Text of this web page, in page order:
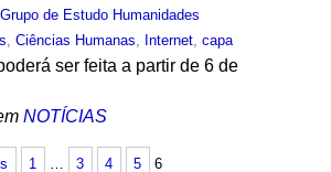
Grupo de Estudo Humanidades
, Ciências Humanas, Internet, capa
ser feita a partir de 6 de
NOTÍCIAS
1 3 4 5 6